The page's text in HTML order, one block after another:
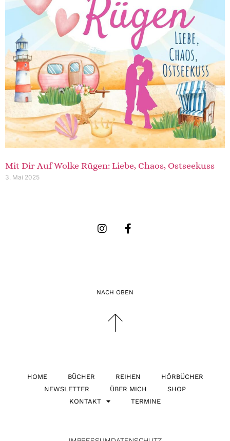
Mit Dir Auf Wolke Rügen: Liebe, Chaos, Ostseekuss
3. Mai 2025
NACH OBEN
HOME BÜCHER REIHEN
HÖRBÜCHER
NEWSLETTER
ÜBER MICH
SHOP
KONTAKT
TERMINE